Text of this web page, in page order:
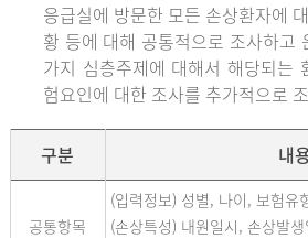
응급실에 방문한 모든 손상환자에
황 등에 대해 공통적으로 조사하고
가지 심층주제에 대해서 해당되는
험요인에 대한 조사를 추가적으로
구분 내
공통항목
(입력정보) 성별, 나이, 보험유
(손상특성) 내원일시, 손상발